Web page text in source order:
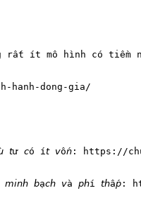
rất ít mô hình có
hanh-dong-gia/
𝘵ư 𝘤ó í𝘵 𝘷ố𝘯:
𝘵í𝘯𝘩 𝘮𝘪𝘯𝘩 𝘣ạ𝘤𝘩 𝘷à 𝘱𝘩í